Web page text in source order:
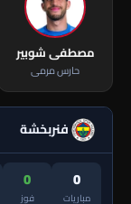
مصطفى شوبير
حارس مرمى
فنربخشة
0
مباريات
0
فوز